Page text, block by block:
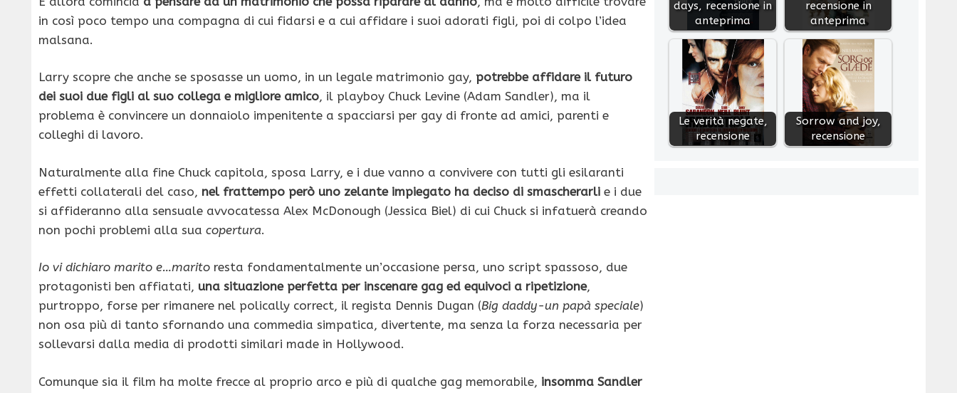
in così poco tempo una compagna di cui fidarsi e a cui affidare i suoi adorati figli, poi di colpo l’idea
malsana.
Larry scopre che anche se sposasse un uomo, in un legale matrimonio gay, potrebbe affidare il futuro
dei suoi due figli al suo collega e migliore amico, il playboy Chuck Levine (Adam Sandler), ma il
problema è convincere un donnaiolo impenitente a spacciarsi per gay di fronte ad amici, parenti e
colleghi di lavoro.
Naturalmente alla fine Chuck capitola, sposa Larry, e i due vanno a convivere con tutti gli esilaranti
effetti collaterali del caso, nel frattempo però uno zelante impiegato ha deciso di smascherarli e i due
si affideranno alla sensuale avvocatessa Alex McDonough (Jessica Biel) di cui Chuck si infatuerà creando
non pochi problemi alla sua copertura.
Io vi dichiaro marito e…marito resta fondamentalmente un’occasione persa, uno script spassoso, due
protagonisti ben affiatati, una situazione perfetta per inscenare gag ed equivoci a ripetizione,
purtroppo, forse per rimanere nel polically correct, il regista Dennis Dugan (Big daddy-un papà speciale)
non osa più di tanto sfornando una commedia simpatica, divertente, ma senza la forza necessaria per
sollevarsi dalla media di prodotti similari made in Hollywood.
Comunque sia il film ha molte frecce al proprio arco e più di qualche gag memorabile, insomma Sandler
days, recensione in
anteprima
recensione in
anteprima
Le verità negate,
recensione
Sorrow and joy,
recensione